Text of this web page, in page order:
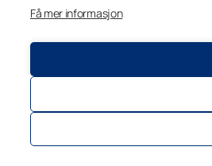
Få mer informasjon